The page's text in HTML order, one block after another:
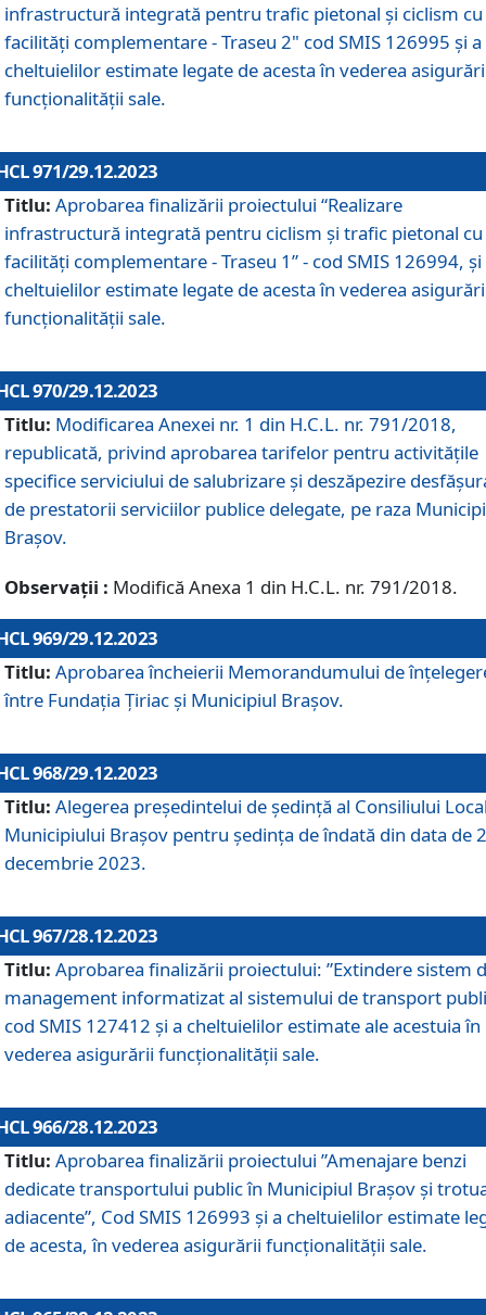
infrastructură integrată pentru trafic pietonal și ciclism cu
facilități complementare - Traseu 2" cod SMIS 126995 și a
cheltuielilor estimate legate de acesta în vederea
funcționalității sale.
971/29.12.2023
Titlu: Aprobarea finalizării proiectului “Realizare
infrastructură integrată pentru ciclism şi trafic pietonal cu
facilităţi complementare - Traseu 1” - cod SMIS 126994, și
cheltuielilor estimate legate de acesta în vederea
funcționalității sale.
970/29.12.2023
Titlu: Modificarea Anexei nr. 1 din H.C.L. nr. 791/2018,
republicată, privind aprobarea tarifelor pentru activitățile
specifice serviciului de salubrizare și deszăpezire
de prestatorii serviciilor publice delegate, pe raza
Brașov.
Observații : Modifică Anexa 1 din H.C.L. nr. 791/2018.
969/29.12.2023
Titlu: Aprobarea încheierii Memorandumului de
între Fundația Țiriac și Municipiul Brașov.
968/29.12.2023
Titlu: Alegerea preşedintelui de şedinţă al Consiliului
Municipiului Braşov pentru ședința de îndată din data de
decembrie 2023.
967/28.12.2023
Titlu: Aprobarea finalizării proiectului: ”Extindere sistem
management informatizat al sistemului de transport
cod SMIS 127412 și a cheltuielilor estimate ale acestuia în
vederea asigurării funcționalității sale.
966/28.12.2023
Titlu: Aprobarea finalizării proiectului ”Amenajare benzi
dedicate transportului public în Municipiul Brașov şi
adiacente”, Cod SMIS 126993 și a cheltuielilor estimate
de acesta, în vederea asigurării funcționalității sale.